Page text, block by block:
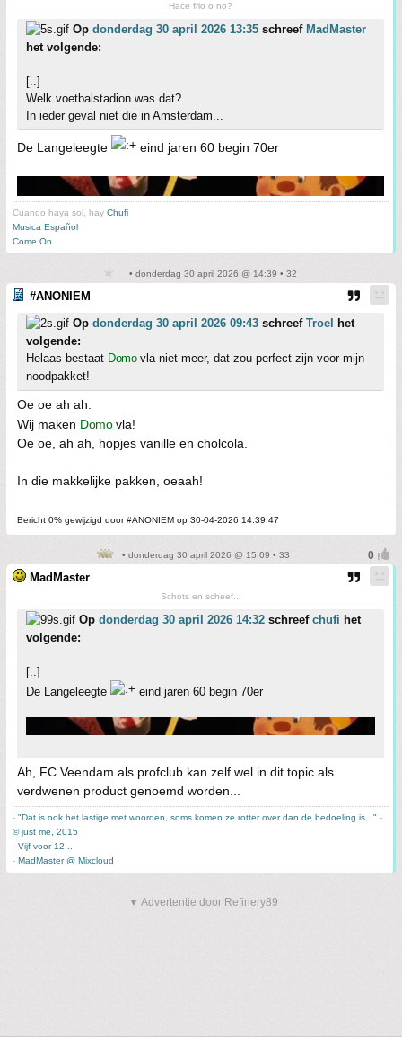
Hace frio o no?
Op donderdag 30 april 2026 13:35 schreef MadMaster
het volgende:
[..]
Welk voetbalstadion was dat?
In ieder geval niet die in Amsterdam...
De Langeleegte eind jaren 60 begin 70er
Cuando haya sol, hay Chufi
Musica Español
Come On
• donderdag 30 april 2026 @ 14:39 • 32
#ANONIEM
Op donderdag 30 april 2026 09:43 schreef Troel
het
volgende:
Helaas bestaat Domovla niet meer, dat zou perfect zijn voor mijn
noodpakket!
Oe oe ah ah.
Wij maken Domovla!
Oe oe, ah ah, hopjes vanille en cholcola.
In die makkelijke pakken, oeaah!
Bericht 0% gewijzigd door #ANONIEM op 30-04-2026 14:39:47
• donderdag 30 april 2026 @ 15:09 • 33
MadMaster
Schots en scheef...
Op donderdag 30 april 2026 14:32 schreef chufi het
volgende:
[..]
De Langeleegte
eind jaren 60 begin 70er
Ah, FC Veendam als profclub kan zelf wel in dit topic als
verdwenen product genoemd worden...
- "Dat is ook het lastige met woorden, soms komen ze rotter over dan de bedoeling is..." -
© just me, 2015
- Vijf voor 12...
- MadMaster @ Mixcloud
▼ Advertentie door Refinery89